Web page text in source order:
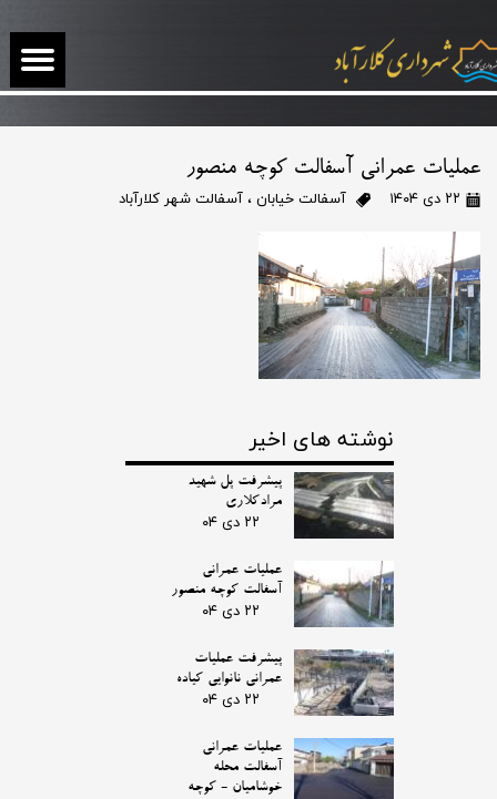
عملیات عمرانی آسفالت کوچه منصور
۲۲ دی ۱۴۰۴ آسفالت خیابان ، آسفالت شهر کلارآباد
نوشته های اخیر
پیشرفت پل شهید
مرادکلاری
۲۲ دی ۰۴
عملیات عمرانی
آسفالت کوچه منصور
۲۲ دی ۰۴
پیشرفت عملیات
عمرانی نانوایی کیاده
۲۲ دی ۰۴
عملیات عمرانی
آسفالت محله
خوشامیان - کوچه